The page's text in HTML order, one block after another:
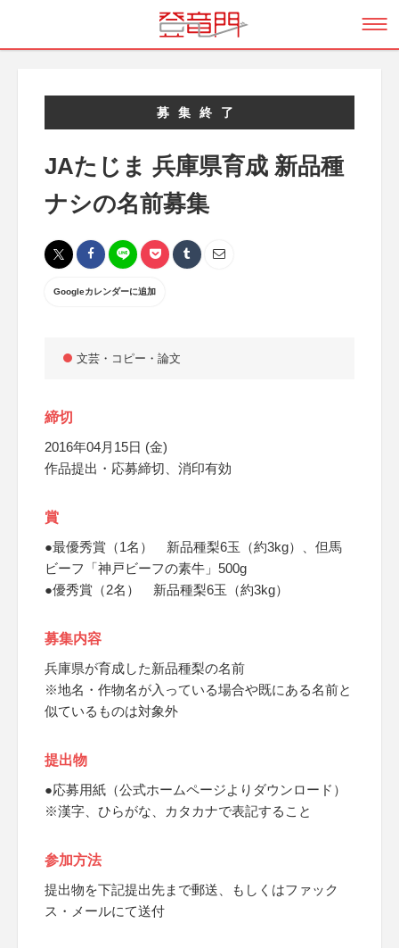
募集終了
JAたじま 兵庫県育成 新品種
ナシの名前募集
Googleカレンダーに追加
文芸・コピー・論文
締切
2016年04月15日 (金)
作品提出・応募締切、消印有効
賞
●最優秀賞（1名） 新品種梨6玉（約3kg）、但馬
ビーフ「神戸ビーフの素牛」500g
●優秀賞（2名） 新品種梨6玉（約3kg）
募集内容
兵庫県が育成した新品種梨の名前
※地名・作物名が入っている場合や既にある名前と
似ているものは対象外
提出物
●応募用紙（公式ホームページよりダウンロード）
※漢字、ひらがな、カタカナで表記すること
参加方法
提出物を下記提出先まで郵送、もしくはファック
ス・メールにて送付